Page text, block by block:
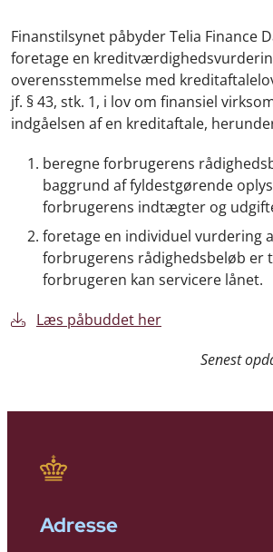
Finanstilsynet påbyder Telia Finance
foretage en
overensstemmelse med
jf. § 43, stk. 1, i lov om finansiel
indgåelsen af en kreditaftale,
beregne forbrugerens
baggrund af fyldestgørende
forbrugerens indtægter og
foretage en individuel vurdering
forbrugerens rådighedsbeløb er
forbrugeren kan servicere lånet.
Læs påbuddet her
Senest
Adresse